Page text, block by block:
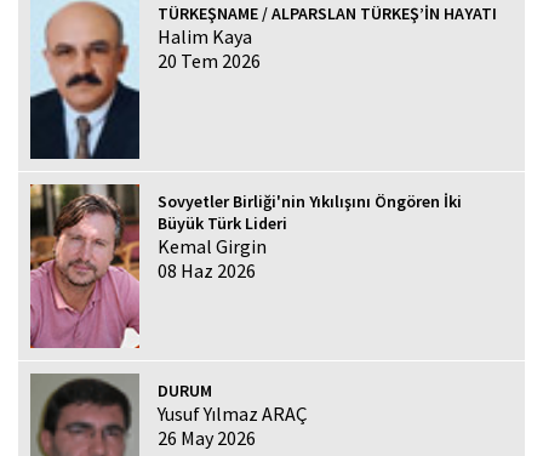
TÜRKEŞNAME / ALPARSLAN TÜRKEŞ’İN HAYATI
Halim Kaya
20 Tem 2026
Sovyetler Birliği'nin Yıkılışını Öngören İki
Büyük Türk Lideri
Kemal Girgin
08 Haz 2026
DURUM
Yusuf Yılmaz ARAÇ
26 May 2026